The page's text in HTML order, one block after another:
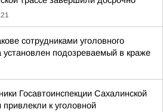
сотрудниками уголовного
установлен подозреваемый в краже
Госавтоинспекции Сахалинской
привлекли к уголовной